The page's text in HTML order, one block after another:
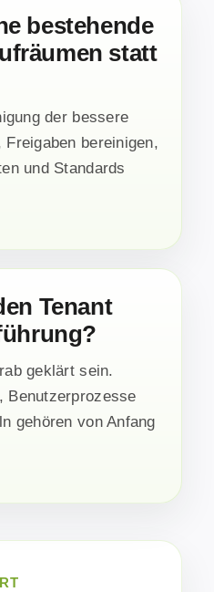
bestehende
statt
der bessere
bereinigen,
und Standards
Tenant
geklärt sein.
Benutzerprozesse
gehören von Anfang